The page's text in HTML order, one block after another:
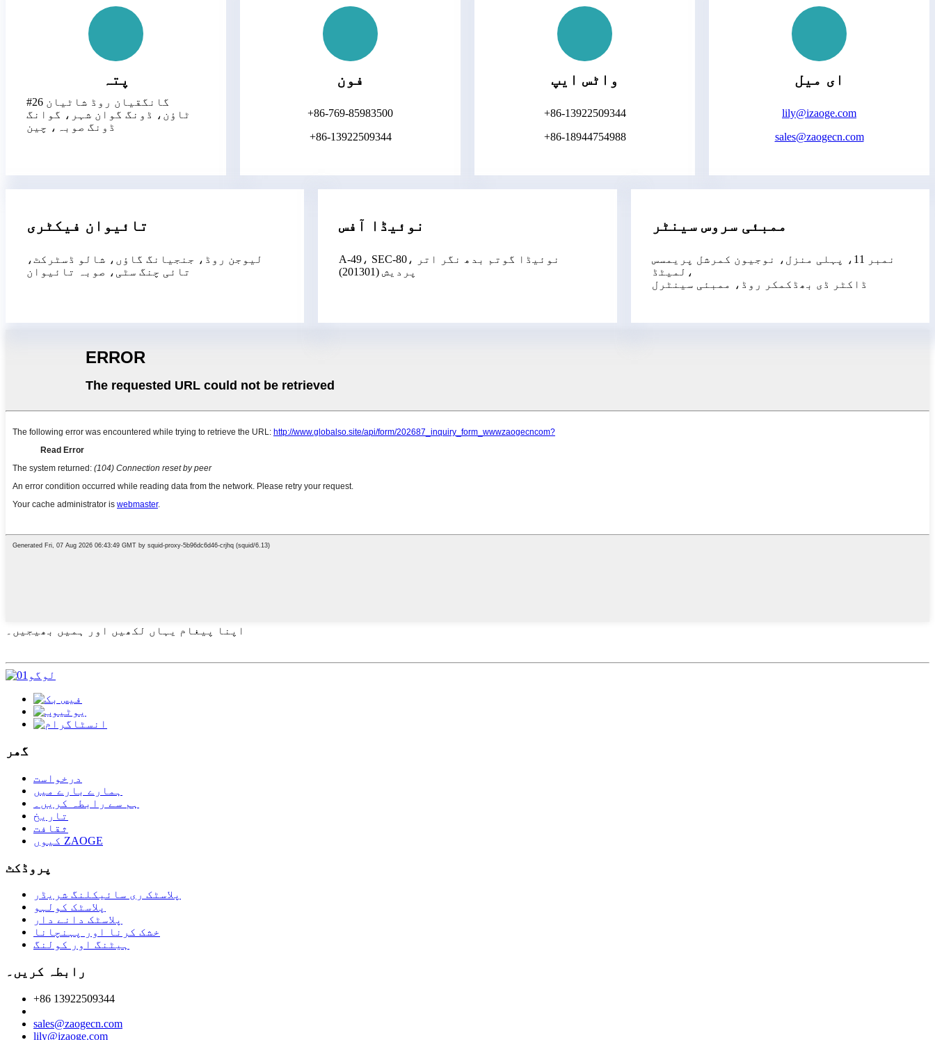
پتہ
#26 گانگقیان روڈ شاٹیان
ٹاؤن، ڈونگ گوان شہر، گوانگ
ڈونگ صوبہ، چین
فون
+86-769-85983500
+86-13922509344
واٹس ایپ
+86-13922509344
+86-18944754988
ای میل
lily@izaoge.com
sales@zaogecn.com
تائیوان فیکٹری
لیوجن روڈ، جنجیانگ گاؤں، شالو ڈسٹرکٹ،
تائی چنگ سٹی، صوبہ تائیوان
نوئیڈا آفس
A-49، SEC-80، نوئیڈا گوتم بدھ نگر اتر
پردیش (201301)
ممبئی سروس سینٹر
نمبر 11، پہلی منزل، نوجیون کمرشل پریمسس
لمیٹڈ،
ڈاکٹر ڈی بھڈکمکر روڈ، ممبئی سینٹرل
اپنا پیغام یہاں لکھیں اور ہمیں بھیجیں۔
گھر
درخواست
ہمارے بارے میں
ہم سے رابطہ کریں۔
تاریخ
ثقافت
کیوں ZAOGE
پروڈکٹ
پلاسٹک ری سائیکلنگ شریڈر
پلاسٹک کولہو
پلاسٹک دانے دار
خشک کرنا اور پہنچانا
ہیٹنگ اور کولنگ
رابطہ کریں۔
+86 13922509344
sales@zaogecn.com
lily@izaoge.com